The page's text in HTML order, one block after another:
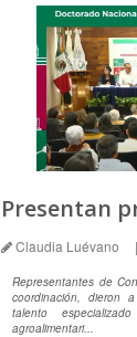
Claudia Luévano |
Representantes de
coordinación, dieron
talento
agroalimentari...